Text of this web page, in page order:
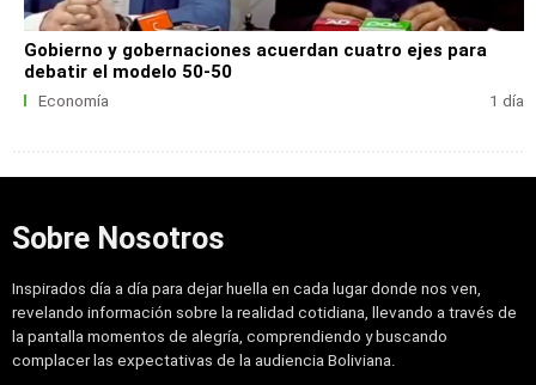
Gobierno y gobernaciones acuerdan cuatro ejes para
debatir el modelo 50-50
Economía 1 día
Sobre Nosotros
Inspirados día a día para dejar huella en cada lugar donde nos ven,
revelando información sobre la realidad cotidiana, llevando a través de
la pantalla momentos de alegría, comprendiendo y buscando
complacer las expectativas de la audiencia Boliviana.